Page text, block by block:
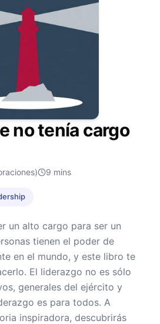
no tenía cargo
9 mins
un alto cargo para ser un
tienen el poder de
en el mundo, y este libro te
El liderazgo no es sólo
generales del ejército y
es para todos. A
inspiradora, descubrirás